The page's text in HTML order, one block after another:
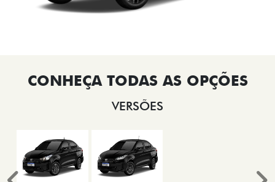
VERSÕES